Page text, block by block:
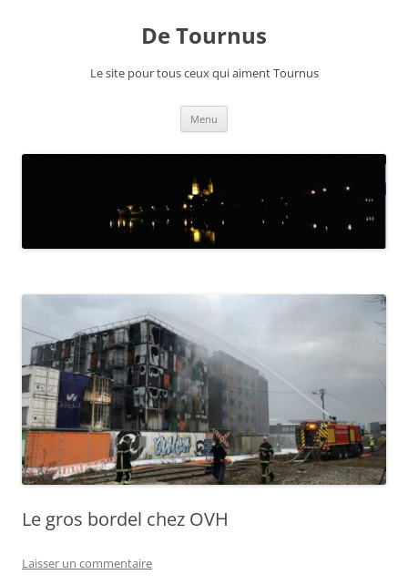
De Tournus
Le site pour tous ceux qui aiment Tournus
Menu
Le gros bordel chez OVH
Laisser un commentaire